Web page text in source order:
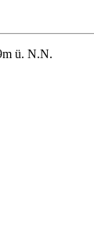
ü. N.N.